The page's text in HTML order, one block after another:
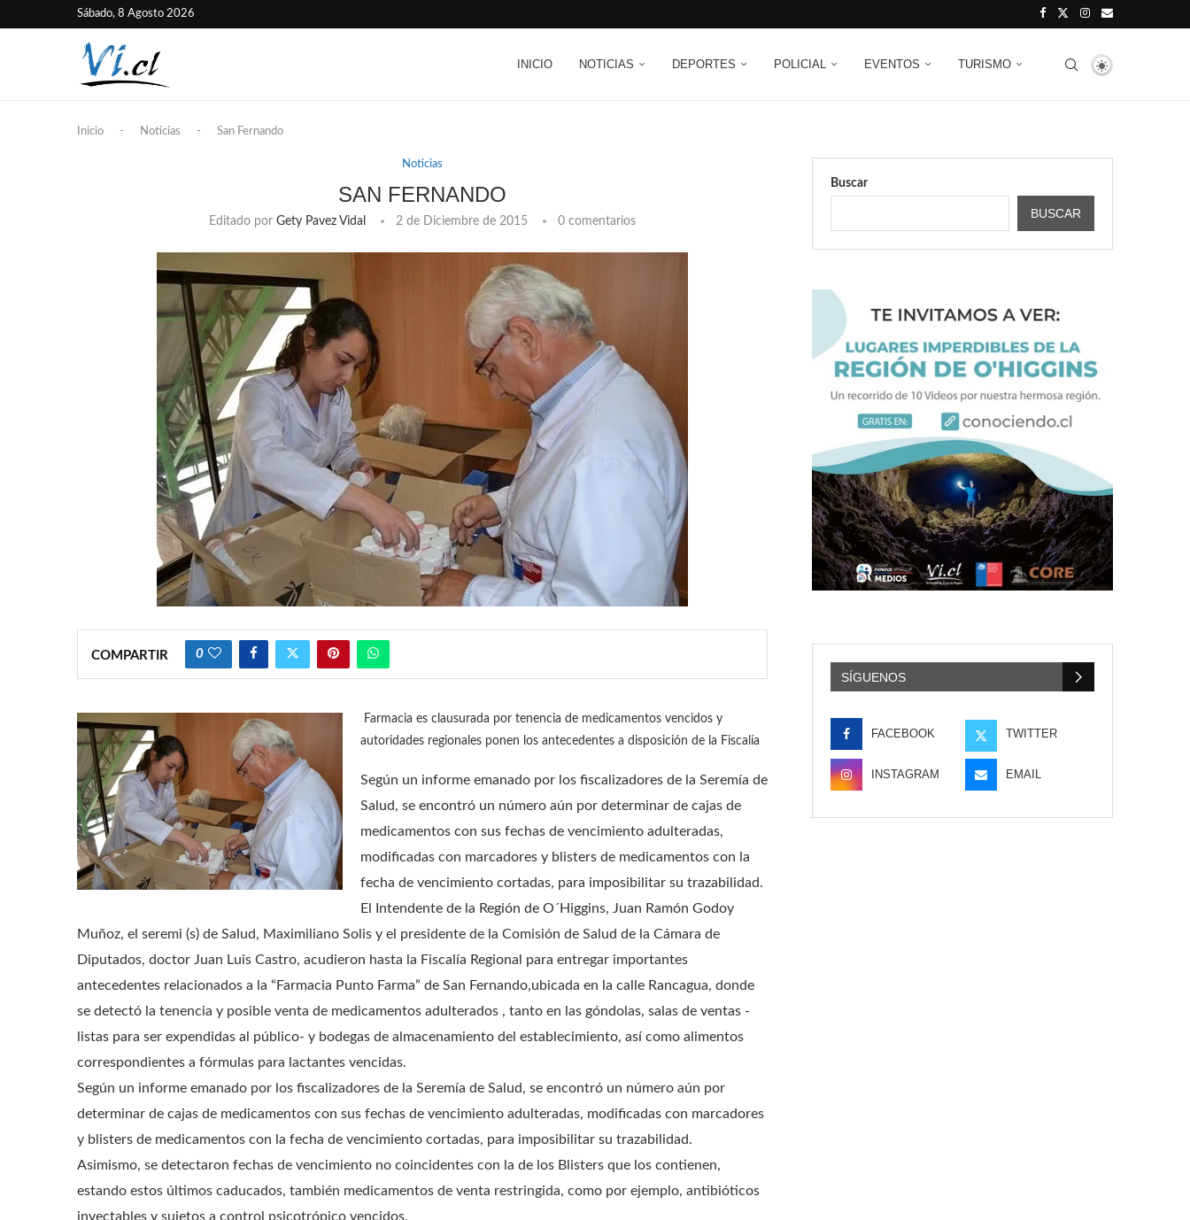
Sábado, 8 Agosto 2026
INICIO NOTICIAS DEPORTES POLICIAL EVENTOS TURISMO
Inicio - Noticias - San Fernando
Noticias
SAN FERNANDO
Editado por Gety Pavez Vidal 2 de Diciembre de 2015 0 comentarios
COMPARTIR 0
Farmacia es clausurada por tenencia de medicamentos vencidos y
autoridades regionales ponen los antecedentes a disposición de la Fiscalía
Según un informe emanado por los fiscalizadores de la Seremía de
Salud, se encontró un número aún por determinar de cajas de
medicamentos con sus fechas de vencimiento adulteradas,
modificadas con marcadores y blisters de medicamentos con la
fecha de vencimiento cortadas, para imposibilitar su trazabilidad.
El Intendente de la Región de O´Higgins, Juan Ramón Godoy
Muñoz, el seremi (s) de Salud, Maximiliano Solis y el presidente de la Comisión de Salud de la Cámara de
Diputados, doctor Juan Luis Castro, acudieron hasta la Fiscalía Regional para entregar importantes
antecedentes relacionados a la “Farmacia Punto Farma” de San Fernando,ubicada en la calle Rancagua, donde
se detectó la tenencia y posible venta de medicamentos adulterados , tanto en las góndolas, salas de ventas -
listas para ser expendidas al público- y bodegas de almacenamiento del establecimiento, así como alimentos
correspondientes a fórmulas para lactantes vencidas.
Según un informe emanado por los fiscalizadores de la Seremía de Salud, se encontró un número aún por
determinar de cajas de medicamentos con sus fechas de vencimiento adulteradas, modificadas con marcadores
y blisters de medicamentos con la fecha de vencimiento cortadas, para imposibilitar su trazabilidad.
Asimismo, se detectaron fechas de vencimiento no coincidentes con la de los Blisters que los contienen,
estando estos últimos caducados, también medicamentos de venta restringida, como por ejemplo, antibióticos
inyectables y sujetos a control psicotrópico vencidos.
Buscar
BUSCAR
SÍGUENOS
FACEBOOK TWITTER
INSTAGRAM EMAIL